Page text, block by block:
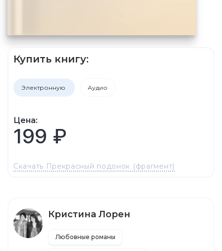
Купить книгу:
Электронную Аудио
Цена:
199 ₽
Скачать Прекрасный подонок (фрагмент)
Кристина Лорен
Любовные романы